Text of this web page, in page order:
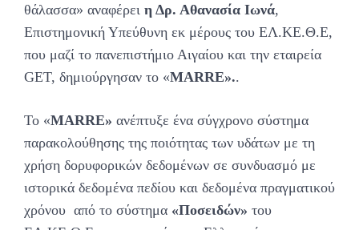
θάλασσα» αναφέρει η Δρ. Αθανασία Ιωνά,
Επιστημονική Υπεύθυνη εκ μέρους του ΕΛ.ΚΕ.Θ.Ε,
που μαζί το πανεπιστήμιο Αιγαίου και την εταιρεία
GET, δημιούργησαν το «MARRE»..
Το «MARRE» ανέπτυξε ένα σύγχρονο σύστημα
παρακολούθησης της ποιότητας των υδάτων με τη
χρήση δορυφορικών δεδομένων σε συνδυασμό με
ιστορικά δεδομένα πεδίου και δεδομένα πραγματικού
χρόνου από το σύστημα «Ποσειδών» του